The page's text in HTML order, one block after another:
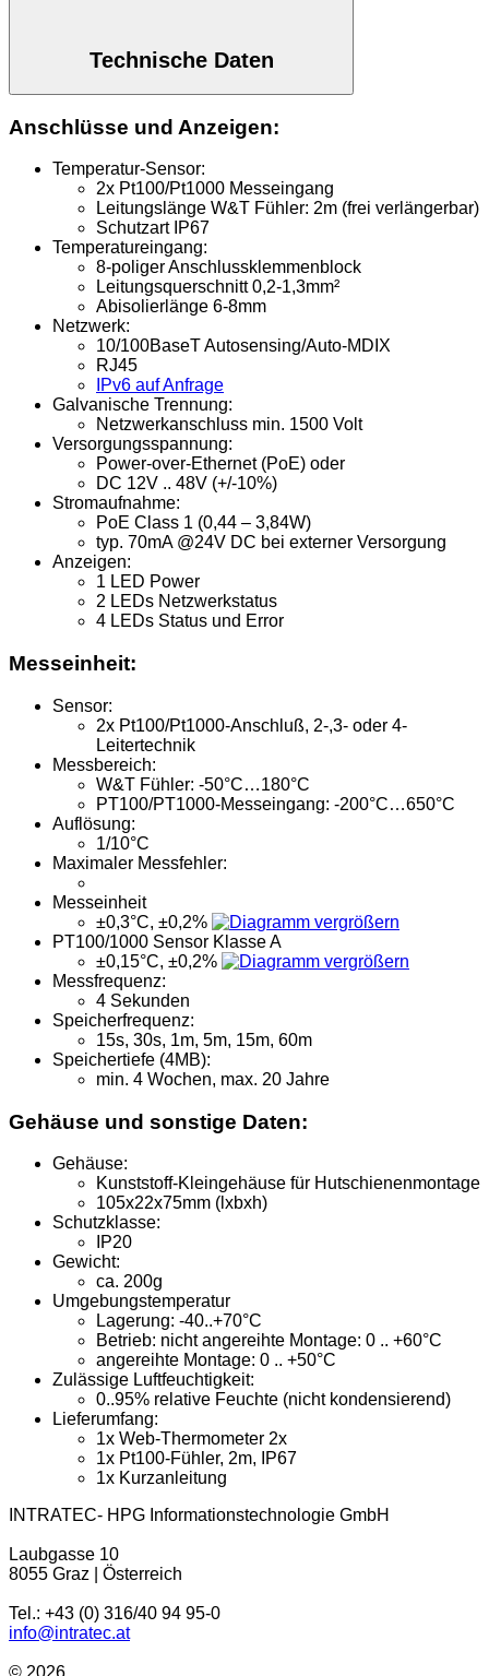
Technische Daten
Anschlüsse und Anzeigen:
Temperatur-Sensor:
2x Pt100/Pt1000 Messeingang
Leitungslänge W&T Fühler: 2m (frei verlängerbar)
Schutzart IP67
Temperatureingang:
8-poliger Anschlussklemmenblock
Leitungsquerschnitt 0,2-1,3mm²
Abisolierlänge 6-8mm
Netzwerk:
10/100BaseT Autosensing/Auto-MDIX
RJ45
IPv6 auf Anfrage
Galvanische Trennung:
Netzwerkanschluss min. 1500 Volt
Versorgungsspannung:
Power-over-Ethernet (PoE) oder
DC 12V .. 48V (+/-10%)
Stromaufnahme:
PoE Class 1 (0,44 – 3,84W)
typ. 70mA @24V DC bei externer Versorgung
Anzeigen:
1 LED Power
2 LEDs Netzwerkstatus
4 LEDs Status und Error
Messeinheit:
Sensor:
2x Pt100/Pt1000-Anschluß, 2-,3- oder 4-
Leitertechnik
Messbereich:
W&T Fühler: -50°C…180°C
PT100/PT1000-Messeingang: -200°C…650°C
Auflösung:
1/10°C
Maximaler Messfehler:
Messeinheit
±0,3°C, ±0,2%
PT100/1000 Sensor Klasse A
±0,15°C, ±0,2%
Messfrequenz:
4 Sekunden
Speicherfrequenz:
15s, 30s, 1m, 5m, 15m, 60m
Speichertiefe (4MB):
min. 4 Wochen, max. 20 Jahre
Gehäuse und sonstige Daten:
Gehäuse:
Kunststoff-Kleingehäuse für Hutschienenmontage
105x22x75mm (lxbxh)
Schutzklasse:
IP20
Gewicht:
ca. 200g
Umgebungstemperatur
Lagerung: -40..+70°C
Betrieb: nicht angereihte Montage: 0 .. +60°C
angereihte Montage: 0 .. +50°C
Zulässige Luftfeuchtigkeit:
0..95% relative Feuchte (nicht kondensierend)
Lieferumfang:
1x Web-Thermometer 2x
1x Pt100-Fühler, 2m, IP67
1x Kurzanleitung
INTRATEC- HPG Informationstechnologie GmbH
Laubgasse 10
8055 Graz | Österreich
Tel.: +43 (0) 316/40 94 95-0
info@intratec.at